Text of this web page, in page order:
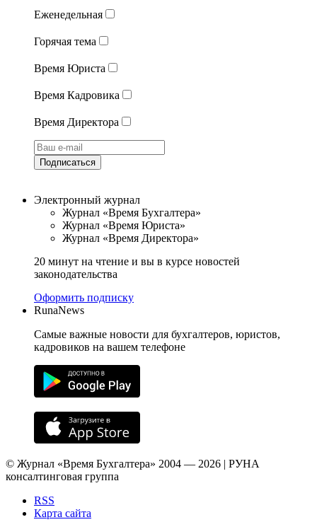
Еженедельная
Горячая тема
Время Юриста
Время Кадровика
Время Директора
Подписаться
Электронный журнал
Журнал «Время Бухгалтера»
Журнал «Время Юриста»
Журнал «Время Директора»
20 минут на чтение и вы в курсе новостей
законодательства
Оформить подписку
RunaNews
Самые важные новости для бухгалтеров, юристов,
кадровиков на вашем телефоне
© Журнал «Время Бухгалтера» 2004 — 2026 | РУНА
консалтинговая группа
RSS
Карта сайта